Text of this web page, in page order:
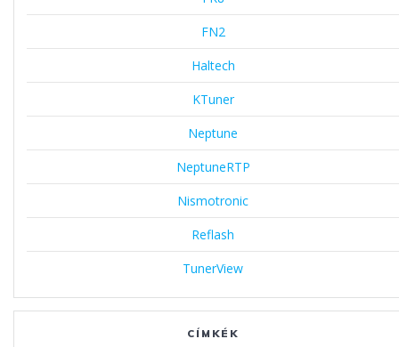
FN2
Haltech
KTuner
Neptune
NeptuneRTP
Nismotronic
Reflash
TunerView
CÍMKÉK